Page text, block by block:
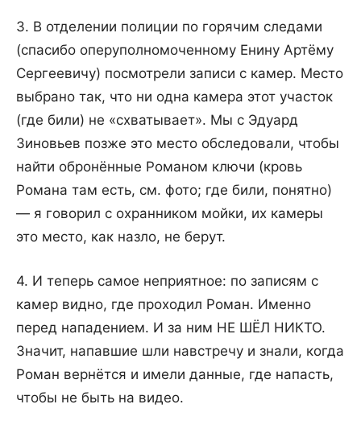
3. В отделении полиции по горячим следами
(спасибо оперуполномоченному Енину Артёму
Сергеевичу) посмотрели записи с камер. Место
выбрано так, что ни одна камера этот участок
(где били) не «схватывает». Мы с Эдуард
Зиновьев позже это место обследовали, чтобы
найти обронённые Романом ключи (кровь
Романа там есть, см. фото; где били, понятно)
— я говорил с охранником мойки, их камеры
это место, как назло, не берут.
4. И теперь самое неприятное: по записям с
камер видно, где проходил Роман. Именно
перед нападением. И за ним НЕ ШЁЛ НИКТО.
Значит, напавшие шли навстречу и знали, когда
Роман вернётся и имели данные, где напасть,
чтобы не быть на видео.